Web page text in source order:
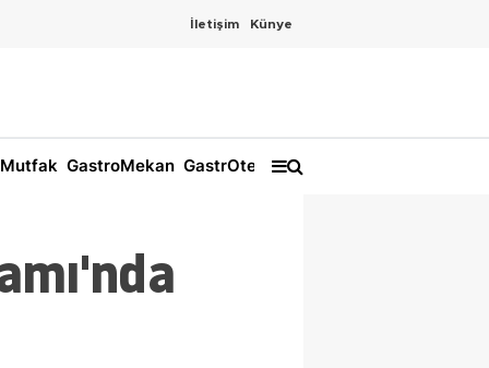
İletişim Künye
GastroMekan GastrOtel